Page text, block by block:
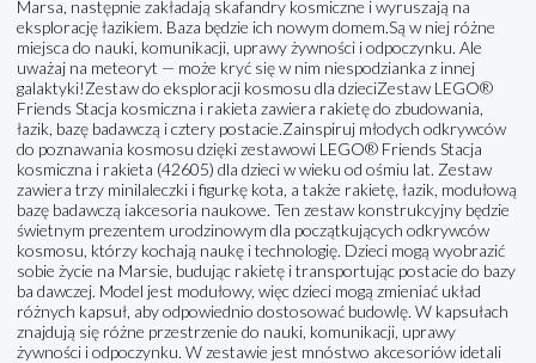
Marsa, następnie zakładają skafandry kosmiczne i wyruszają na
eksplorację łazikiem. Baza będzie ich nowym domem.Są w niej różne
miejsca do nauki, komunikacji, uprawy żywności i odpoczynku. Ale
uważaj na meteoryt — może kryć się w nim niespodzianka z innej
galaktyki!Zestaw do eksploracji kosmosu dla dzieciZestaw LEGO®
Friends Stacja kosmiczna i rakieta zawiera rakietę do zbudowania,
łazik, bazę badawczą i cztery postacie.Zainspiruj młodych odkrywców
do poznawania kosmosu dzięki zestawowi LEGO® Friends Stacja
kosmiczna i rakieta (42605) dla dzieci w wieku od ośmiu lat. Zestaw
zawiera trzy minilaleczki i figurkę kota, a także rakietę, łazik, modułową
bazę badawczą iakcesoria naukowe. Ten zestaw konstrukcyjny będzie
świetnym prezentem urodzinowym dla początkujących odkrywców
kosmosu, którzy kochają naukę i technologię. Dzieci mogą wyobrazić
sobie życie na Marsie, budując rakietę i transportując postacie do bazy
ba dawczej. Model jest modułowy, więc dzieci mogą zmieniać układ
różnych kapsuł, aby odpowiednio dostosować budowlę. W kapsułach
znajdują się różne przestrzenie do nauki, komunikacji, uprawy
żywności i odpoczynku. W zestawie jest mnóstwo akcesoriów idetali